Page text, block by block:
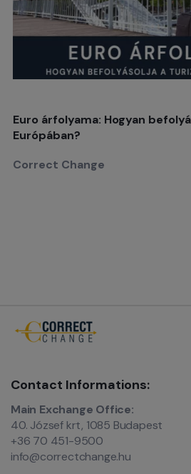
Euro árfolyama: Hogyan
Európában?
Correct Change
Contact Informations:
Main Exchange Office:
40. József krt, 1085 Budapest
+36 70 451-9500
info@correctchange.hu